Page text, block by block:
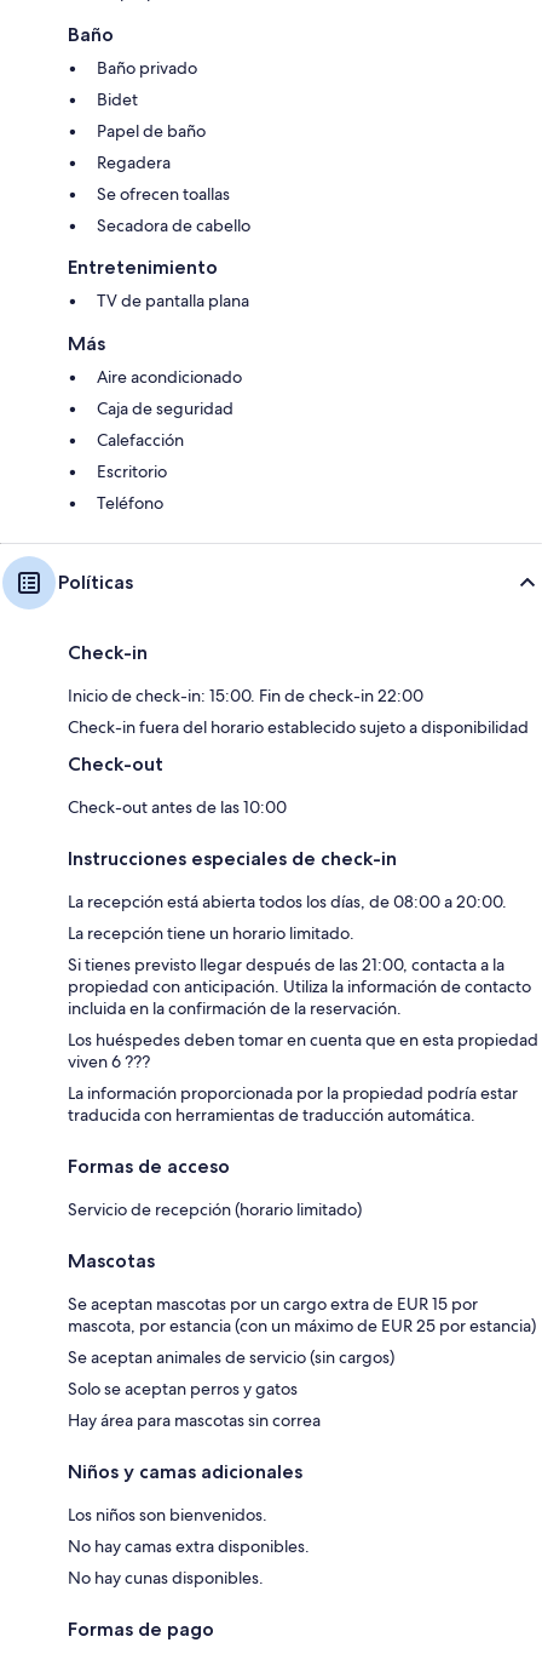
Baño
Baño privado
Bidet
Papel de baño
Regadera
Se ofrecen toallas
Secadora de cabello
Entretenimiento
TV de pantalla plana
Más
Aire acondicionado
Caja de seguridad
Calefacción
Escritorio
Teléfono
Políticas
Check-in
Inicio de check-in: 15:00. Fin de check-in 22:00
Check-in fuera del horario establecido sujeto a disponibilidad
Check-out
Check-out antes de las 10:00
Instrucciones especiales de check-in
La recepción está abierta todos los días, de 08:00 a 20:00.
La recepción tiene un horario limitado.
Si tienes previsto llegar después de las 21:00, contacta a la
propiedad con anticipación. Utiliza la información de contacto
incluida en la confirmación de la reservación.
Los huéspedes deben tomar en cuenta que en esta propiedad
viven 6 ???
La información proporcionada por la propiedad podría estar
traducida con herramientas de traducción automática.
Formas de acceso
Servicio de recepción (horario limitado)
Mascotas
Se aceptan mascotas por un cargo extra de EUR 15 por
mascota, por estancia (con un máximo de EUR 25 por estancia)
Se aceptan animales de servicio (sin cargos)
Solo se aceptan perros y gatos
Hay área para mascotas sin correa
Niños y camas adicionales
Los niños son bienvenidos.
No hay camas extra disponibles.
No hay cunas disponibles.
Formas de pago